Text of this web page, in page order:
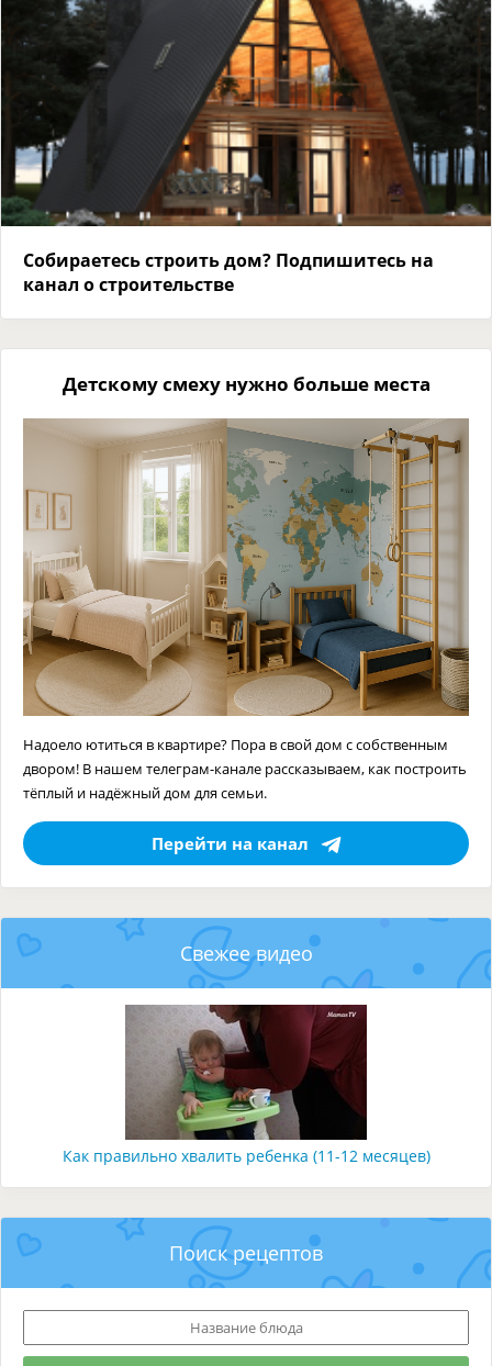
Собираетесь строить дом? Подпишитесь на
канал о строительстве
Детскому смеху нужно больше места
Надоело ютиться в квартире? Пора в свой дом с собственным
двором! В нашем телеграм-канале рассказываем, как построить
тёплый и надёжный дом для семьи.
Перейти на канал
Свежее видео
Как правильно хвалить ребенка (11-12 месяцев)
Поиск рецептов